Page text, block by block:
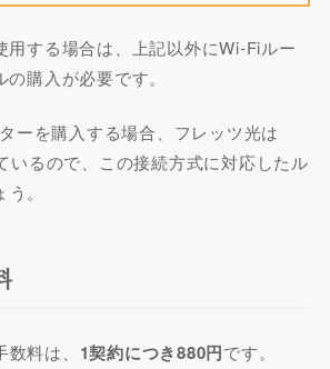
用する場合は、上記以外にWi-Fiルー
購入が必要です。
ーを購入する場合、フレッツ光は
いるので、この接続方式に対応したル
。
料は、 1契約につき880円です。